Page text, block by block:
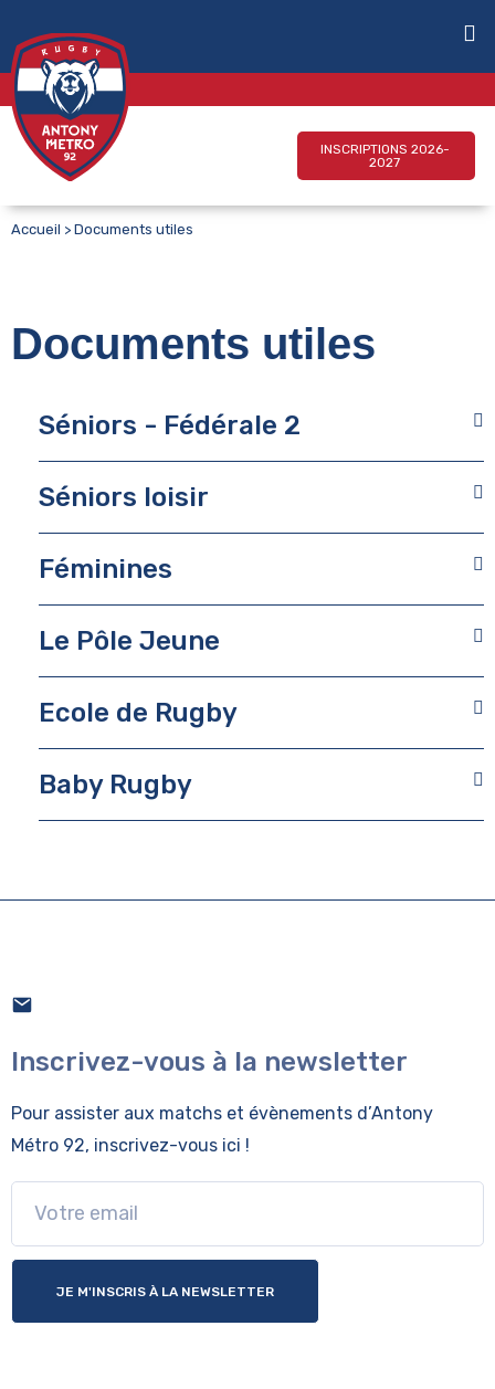
INSCRIPTIONS 2026-
2027
Accueil > Documents utiles
Documents utiles
Séniors - Fédérale 2
Séniors loisir
Féminines
Le Pôle Jeune
Ecole de Rugby
Baby Rugby
Inscrivez-vous à la newsletter
Pour assister aux matchs et évènements d’Antony
Métro 92, inscrivez-vous ici !
JE M'INSCRIS À LA NEWSLETTER